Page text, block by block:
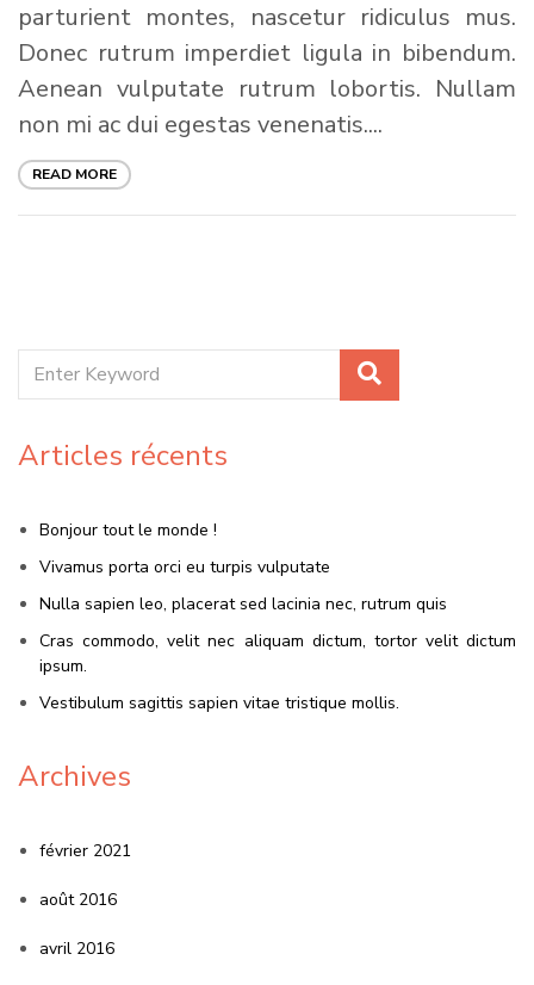
parturient montes, nascetur ridiculus mus.
Donec rutrum imperdiet ligula in bibendum.
Aenean vulputate rutrum lobortis. Nullam
non mi ac dui egestas venenatis....
READ MORE
Articles récents
Bonjour tout le monde !
Vivamus porta orci eu turpis vulputate
Nulla sapien leo, placerat sed lacinia nec, rutrum quis
Cras commodo, velit nec aliquam dictum, tortor velit dictum
ipsum.
Vestibulum sagittis sapien vitae tristique mollis.
Archives
février 2021
août 2016
avril 2016